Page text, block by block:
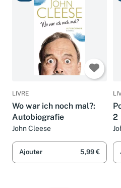
LIVRE
Wo war ich noch mal?:
Autobiografie
John Cleese
Ajouter 5,99 €
2